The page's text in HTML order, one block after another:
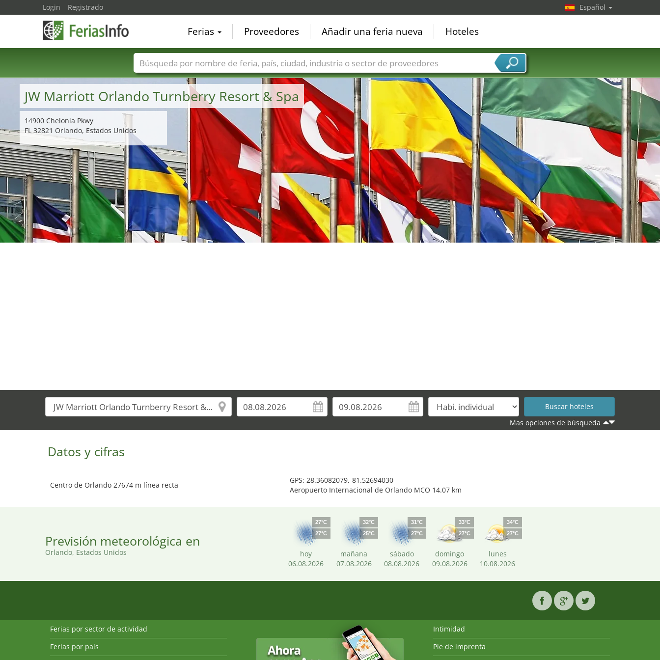
JW Marriott Orlando Turnberry Resort & Spa
14900 Chelonia Pkwy
FL 32821 Orlando, Estados Unidos
Mas opciones de búsqueda
Datos y cifras
Centro de Orlando 27674 m línea recta
GPS: 28.36082079,-81.52694030
Aeropuerto Internacional de Orlando MCO 14.07 km
Previsión meteorológica en
Orlando, Estados Unidos
27°C
27°C
hoy
06.08.2026
32°C
25°C
mañana
07.08.2026
31°C
27°C
sábado
08.08.2026
33°C
27°C
domingo
09.08.2026
34°C
27°C
lunes
10.08.2026
Login Registrado Español
Ferias Proveedores Añadir una feria nueva Hoteles
Nombres de ferias Países Ciudades Sectores de ferias Sectores de proveedor de servicios
Ferias por sector de actividad
Ferias por país
Intimidad
Pie de imprenta